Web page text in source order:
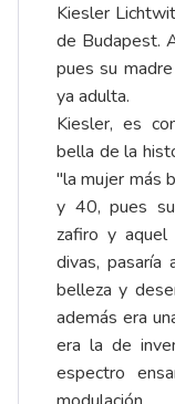
Kiesler
de Budapest.
pues su
ya adulta.
Kiesler, es
bella de la
"la mujer más
y 40, pues
zafiro y aquel
divas, pasaría
belleza y
además era
era la de
espectro